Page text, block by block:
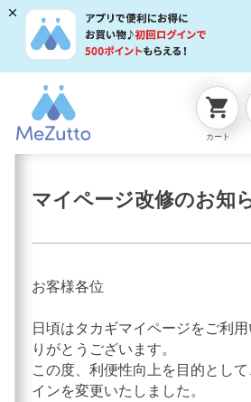
shopping_cart
カート
お知らせ
マイページ改修のお知
お客様各位
日頃はタカギマイページをご利
りがとうございます。
この度、利便性向上を目的とし
インを変更いたしました。